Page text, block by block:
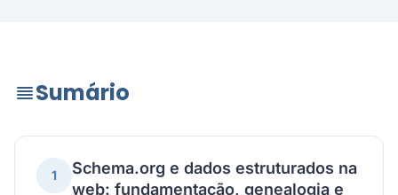
Sumário
1
Schema.org e dados estruturados na
web: fundamentação, genealogia e